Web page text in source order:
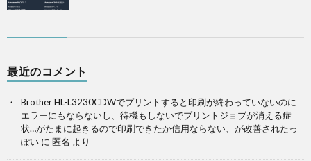
最近のコメント
Brother HL-L3230CDWでプリントすると印刷が終わっていないのに
エラーにもならないし、待機もしないでプリントジョブが消える症
状…がたまに起きるので印刷できたか信用ならない、が改善されたっ
ぽい に 匿名 より